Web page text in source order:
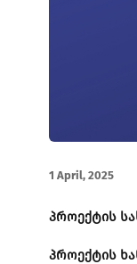
1 April, 2025
პროექტის
პროექტის